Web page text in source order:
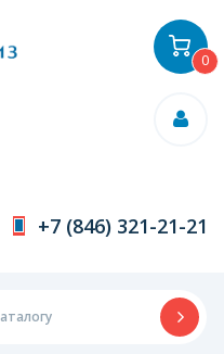
+7 (846) 321-21-21
0